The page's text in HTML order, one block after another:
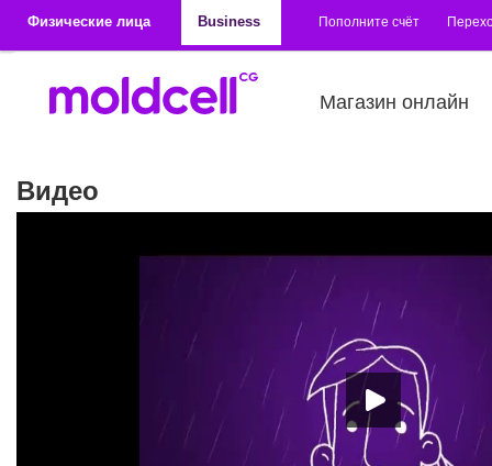
Физические лица
Business Пополните счёт
Магазин онлайн
Видео